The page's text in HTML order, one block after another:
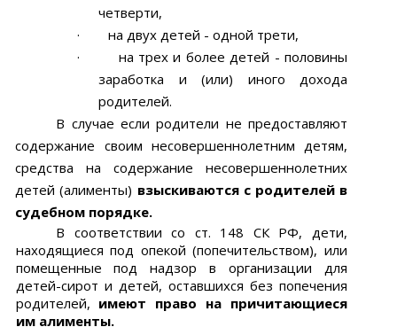
четверти,
·
на двух детей - одной трети,
·
на трех и более детей - половины
заработка и (или) иного дохода
родителей.
В случае если родители не предоставляют
содержание своим несовершеннолетним детям,
средства на содержание несовершеннолетних
детей (алименты) взыскиваются с родителей в
судебном порядке.
В соответствии со ст. 148 СК РФ, дети,
находящиеся под опекой (попечительством), или
помещенные под надзор в организации для
детей-сирот и детей, оставшихся без попечения
родителей, имеют право на причитающиеся
им алименты.